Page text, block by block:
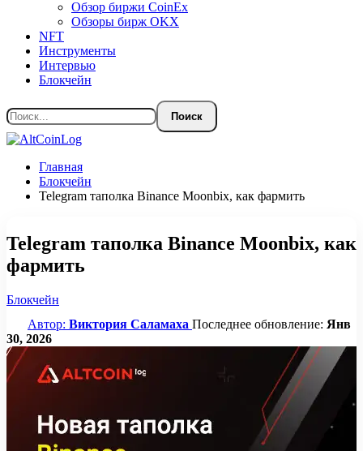
Обзор биржи CoinEx
Обзоры бирж OKX
NFT
Инструменты
Интервью
Блокчейн
Главная
Блокчейн
Telegram таполка Binance Moonbix, как фармить
Telegram таполка Binance Moonbix, как
фармить
Блокчейн
Автор: Виктория Саламаха Последнее обновление: Янв
30, 2026